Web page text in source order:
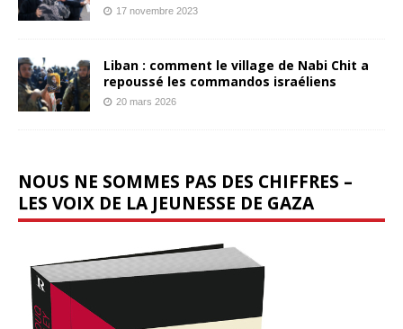
17 novembre 2023
Liban : comment le village de Nabi Chit a
repoussé les commandos israéliens
20 mars 2026
NOUS NE SOMMES PAS DES CHIFFRES –
LES VOIX DE LA JEUNESSE DE GAZA